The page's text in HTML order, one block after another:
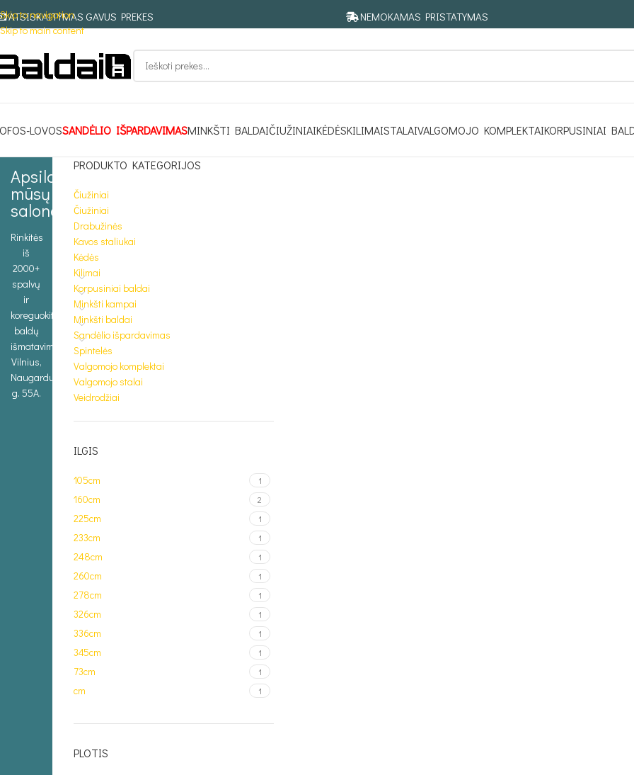
Skip to navigation
Skip to main content
ATSISKAITYMAS GAVUS PREKES NEMOKAMAS PRISTATYMAS
LOVOSSANDĖLIO IŠPARDAVIMASMINKŠTI BALDAIČIUŽINIAIKĖDĖSKILIMAISTALAIVALGOMOJO KOMPLEKTAIKORPUSINIAI
Apsilankykite
mūsų
salone
Rinkitės
iš
2000+
spalvų
ir
koreguokite
baldų
išmatavimus.
Vilnius,
Naugarduko
g. 55A.
PRODUKTO KATEGORIJOS
Čiužiniai
Čiužiniai
Drabužinės
Kavos staliukai
Kėdės
Kilimai
Korpusiniai baldai
Minkšti kampai
Minkšti baldai
Sandėlio išpardavimas
Spintelės
Valgomojo komplektai
Valgomojo stalai
Veidrodžiai
ILGIS
105cm 1
160cm 2
225cm 1
233cm 1
248cm 1
260cm 1
278cm 1
326cm 1
336cm 1
345cm 1
73cm 1
cm 1
PLOTIS